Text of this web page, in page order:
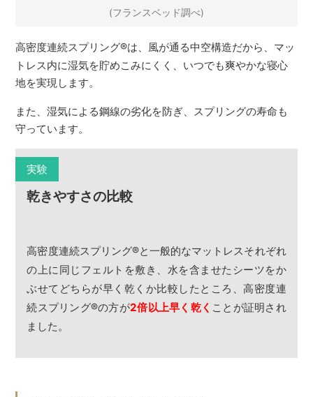
(フランスベッド調べ)
高密度連続スプリング®は、風が通る中空構造だから、マッ
トレス内に湿気を貯めこみにくく、いつでも爽やかな寝心
地を実現します。
また、湿気による鋼線の劣化を防ぎ、スプリングの寿命も
守っています。
実験
乾きやすさの比較
高密度連続スプリング®と一般的なマットレスそれぞれ
の上に同じフェルトを敷き、水を含ませたシーツをか
ぶせてどちらが早く乾くか比較したところ、高密度連
続スプリング®の方が2倍以上早く乾く ことが証明され
ました。